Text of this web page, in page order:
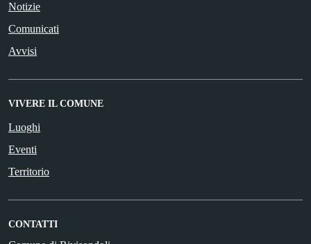
Notizie
Comunicati
Avvisi
VIVERE IL COMUNE
Luoghi
Eventi
Territorio
CONTATTI